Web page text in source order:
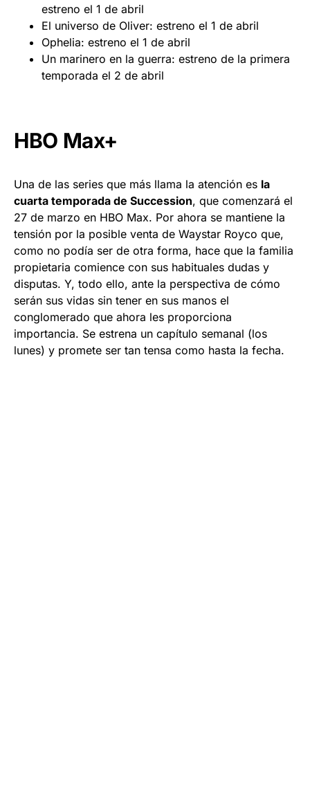
estreno el 1 de abril
El universo de Oliver: estreno el 1 de abril
Ophelia: estreno el 1 de abril
Un marinero en la guerra: estreno de la primera
temporada el 2 de abril
HBO Max+
Una de las series que más llama la atención es la
cuarta temporada de Succession, que comenzará el
27 de marzo en HBO Max. Por ahora se mantiene la
tensión por la posible venta de Waystar Royco que,
como no podía ser de otra forma, hace que la familia
propietaria comience con sus habituales dudas y
disputas. Y, todo ello, ante la perspectiva de cómo
serán sus vidas sin tener en sus manos el
conglomerado que ahora les proporciona
importancia. Se estrena un capítulo semanal (los
lunes) y promete ser tan tensa como hasta la fecha.